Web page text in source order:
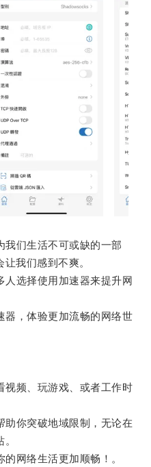
们生活不可或缺的一部
我们感到不爽。
选择使用加速器来提升网
，体验更加流畅的网络世
频、玩游戏、或者工作时
你突破地域限制，无论在
网络生活更加顺畅！。